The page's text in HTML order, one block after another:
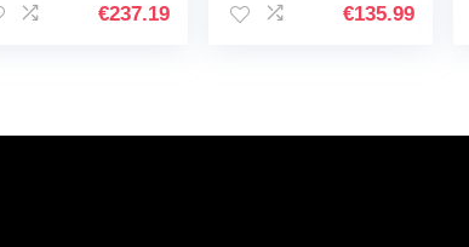
€237.19
schuurmachine met
€135.99